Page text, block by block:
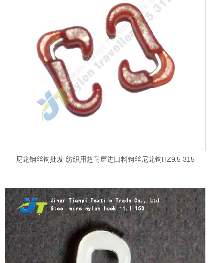
尼龙钢丝钩批发-纺织用超耐磨进口料钢丝尼龙钩HZ9.5 315